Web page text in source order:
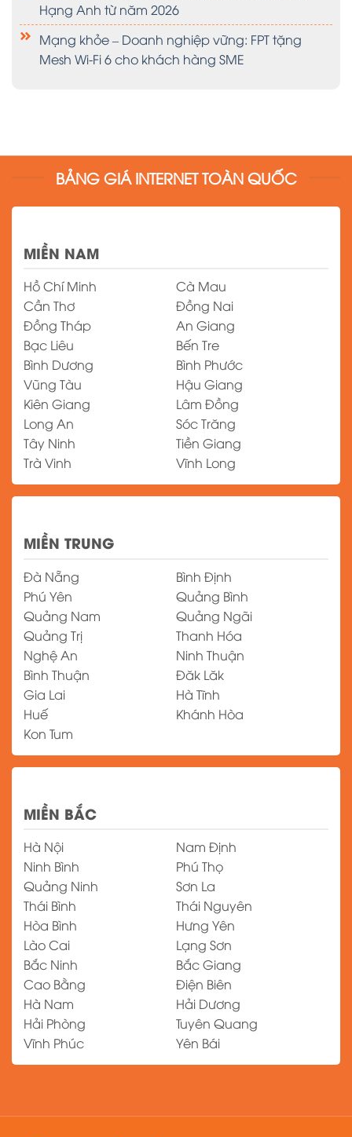
Hạng Anh từ năm 2026
Mạng khỏe – Doanh nghiệp vững: FPT tặng
Mesh Wi-Fi 6 cho khách hàng SME
BẢNG GIÁ INTERNET TOÀN QUỐC
MIỀN NAM
Hồ Chí Minh
Cà Mau
Cần Thơ
Đồng Nai
Đồng Tháp
An Giang
Bạc Liêu
Bến Tre
Bình Dương
Bình Phước
Vũng Tàu
Hậu Giang
Kiên Giang
Lâm Đồng
Long An
Sóc Trăng
Tây Ninh
Tiền Giang
Trà Vinh
Vĩnh Long
MIỀN TRUNG
Đà Nẵng
Bình Định
Phú Yên
Quảng Bình
Quảng Nam
Quảng Ngãi
Quảng Trị
Thanh Hóa
Nghệ An
Ninh Thuận
Bình Thuận
Đăk Lăk
Gia Lai
Hà Tĩnh
Huế
Khánh Hòa
Kon Tum
MIỀN BẮC
Hà Nội
Nam Định
Ninh Bình
Phú Thọ
Quảng Ninh
Sơn La
Thái Bình
Thái Nguyên
Hòa Bình
Hưng Yên
Lào Cai
Lạng Sơn
Bắc Ninh
Bắc Giang
Cao Bằng
Điện Biên
Hà Nam
Hải Dương
Hải Phòng
Tuyên Quang
Vĩnh Phúc
Yên Bái